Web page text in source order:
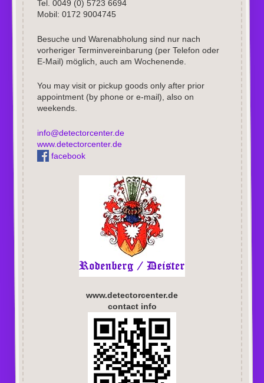
Tel. 0049 (0) 5723 6694
Mobil: 0172 9004745
Besuche und Warenabholung sind nur nach
vorheriger Terminvereinbarung (per Telefon oder
E-Mail) möglich, auch am Wochenende.
You may visit or pickup goods only after prior
appointment (by phone or e-mail), also on
weekends.
info@detectorcenter.de
www.detectorcenter.de
facebook
www.detectorcenter.de
contact info